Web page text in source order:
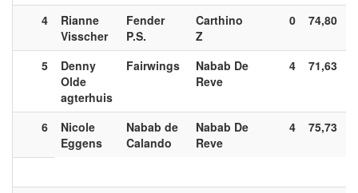
4
Rianne
Visscher
Fender
P.S.
Carthino
Z
0 74,80
5
Denny
Olde
agterhuis
Fairwings
Nabab De
Reve
4 71,63
6
Nicole
Eggens
Nabab de
Calando
Nabab De
Reve
4 75,73